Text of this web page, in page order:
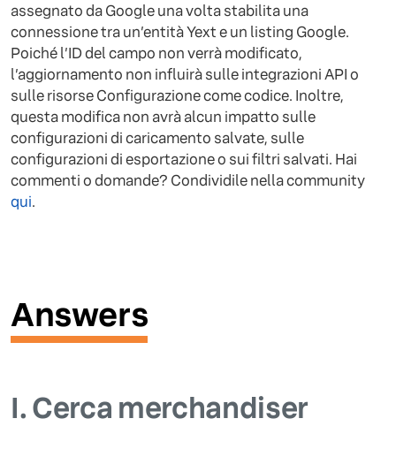
assegnato da Google una volta stabilita una
connessione tra un’entità Yext e un listing Google.
Poiché l’ID del campo non verrà modificato,
l’aggiornamento non influirà sulle integrazioni API o
sulle risorse Configurazione come codice. Inoltre,
questa modifica non avrà alcun impatto sulle
configurazioni di caricamento salvate, sulle
configurazioni di esportazione o sui filtri salvati. Hai
commenti o domande? Condividile nella community
qui.
Answers
I.Cerca merchandiser